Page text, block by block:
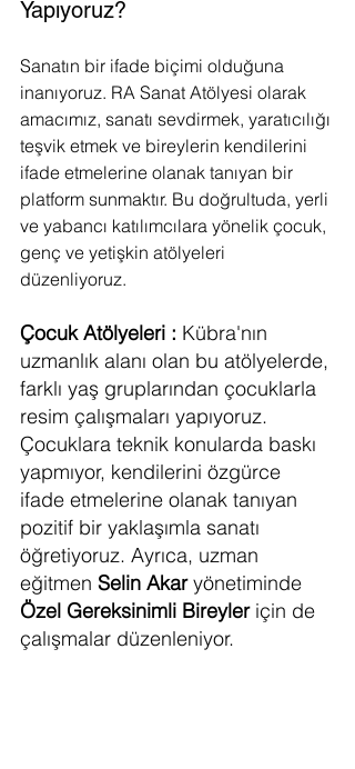
Yapıyoruz?
Sanatın bir ifade biçimi olduğuna
inanıyoruz. RA Sanat Atölyesi olarak
amacımız, sanatı sevdirmek, yaratıcılığı
teşvik etmek ve bireylerin kendilerini
ifade etmelerine olanak tanıyan bir
platform sunmaktır. Bu doğrultuda, yerli
ve yabancı katılımcılara yönelik çocuk,
genç ve yetişkin atölyeleri
düzenliyoruz.
Çocuk Atölyeleri : Kübra'nın
uzmanlık alanı olan bu atölyelerde,
farklı yaş gruplarından çocuklarla
resim çalışmaları yapıyoruz.
Çocuklara teknik konularda baskı
yapmıyor, kendilerini özgürce
ifade etmelerine olanak tanıyan
pozitif bir yaklaşımla sanatı
öğretiyoruz. Ayrıca, uzman
eğitmen Selin Akar yönetiminde
Özel Gereksinimli Bireyler için de
çalışmalar düzenleniyor.